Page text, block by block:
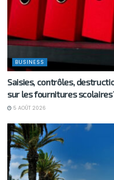
BUSINESS
Saisies, contrôles,
sur les fournitures
5 AOÛT 2026